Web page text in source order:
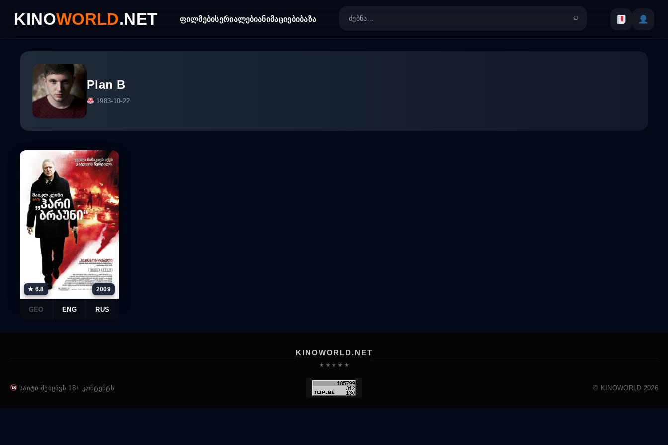
contentKINOWORLD.NET ფილმებისერიალებიანიმაციებიბაზა
Plan B
1983-10-22
★ 6.8 2009
GEO ENG RUS
KINOWORLD.NET
★ ★ ★ ★ ★
საიტი შეიცავს 18+ კონტენტს © KINOWORLD 2026